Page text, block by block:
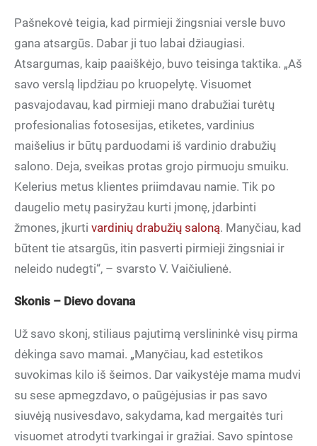
Pašnekovė teigia, kad pirmieji žingsniai versle buvo
gana atsargūs. Dabar ji tuo labai džiaugiasi.
Atsargumas, kaip paaiškėjo, buvo teisinga taktika. „Aš
savo verslą lipdžiau po kruopelytę. Visuomet
pasvajodavau, kad pirmieji mano drabužiai turėtų
profesionalias fotosesijas, etiketes, vardinius
maišelius ir būtų parduodami iš vardinio drabužių
salono. Deja, sveikas protas grojo pirmuoju smuiku.
Kelerius metus klientes priimdavau namie. Tik po
daugelio metų pasiryžau kurti įmonę, įdarbinti
žmones, įkurti vardinių drabužių saloną. Manyčiau, kad
būtent tie atsargūs, itin pasverti pirmieji žingsniai ir
neleido nudegti“, – svarsto V. Vaičiulienė.
Skonis – Dievo dovana
Už savo skonį, stiliaus pajutimą verslininkė visų pirma
dėkinga savo mamai. „Manyčiau, kad estetikos
suvokimas kilo iš šeimos. Dar vaikystėje mama mudvi
su sese apmegzdavo, o paūgėjusias ir pas savo
siuvėją nusivesdavo, sakydama, kad mergaitės turi
visuomet atrodyti tvarkingai ir gražiai. Savo spintose